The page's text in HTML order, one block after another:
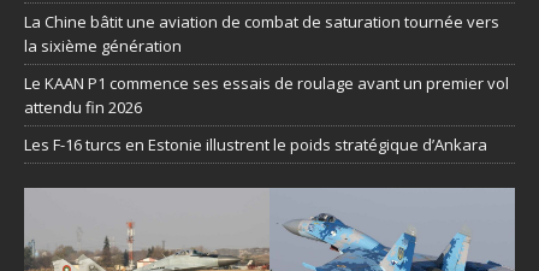
La Chine bâtit une aviation de combat de saturation tournée vers
la sixième génération
Le KAAN P1 commence ses essais de roulage avant un premier vol
attendu fin 2026
Les F-16 turcs en Estonie illustrent le poids stratégique d’Ankara